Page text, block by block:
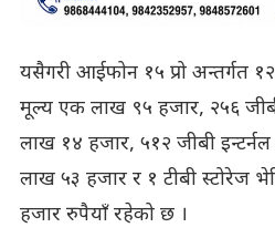
यसैगरी आईफोन १५ प्रो अन्तर्गत
मूल्य एक लाख ९५ हजार, २५६
लाख १४ हजार, ५१२ जीबी
लाख ५३ हजार र १ टीबी स्टोरेज
हजार रुपैयाँ रहेको छ ।